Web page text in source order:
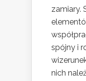
zamiary.
spójny i
nich